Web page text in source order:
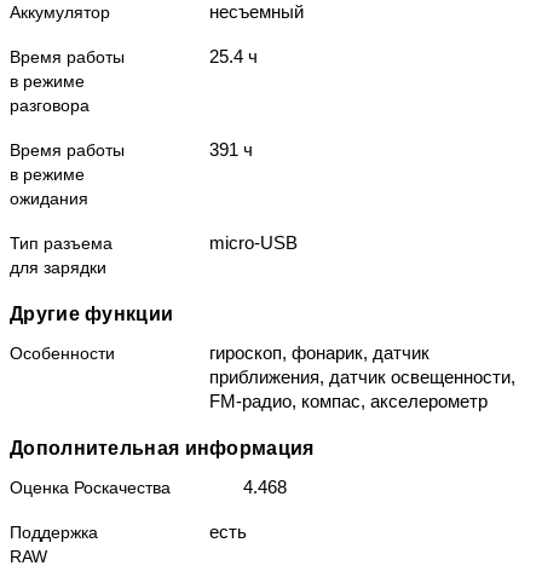
Аккумулятор несъемный
Время работы
в режиме
разговора
25.4 ч
Время работы
в режиме
ожидания
391 ч
Тип разъема
для зарядки
micro-USB
Другие функции
Особенности
гироскоп, фонарик, датчик
приближения, датчик освещенности,
FM-радио, компас, акселерометр
Дополнительная информация
Оценка Роскачества 4.468
Поддержка
RAW
есть